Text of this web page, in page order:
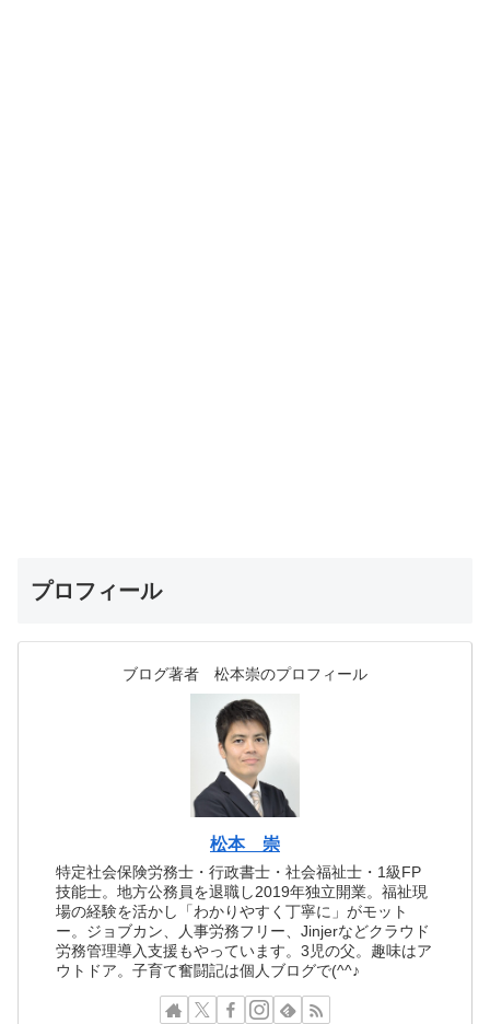
プロフィール
ブログ著者 松本崇のプロフィール
松本 崇
特定社会保険労務士・行政書士・社会福祉士・1級FP
技能士。地方公務員を退職し2019年独立開業。福祉現
場の経験を活かし「わかりやすく丁寧に」がモット
ー。ジョブカン、人事労務フリー、Jinjerなどクラウド
労務管理導入支援もやっています。3児の父。趣味はア
ウトドア。子育て奮闘記は個人ブログで(^^♪